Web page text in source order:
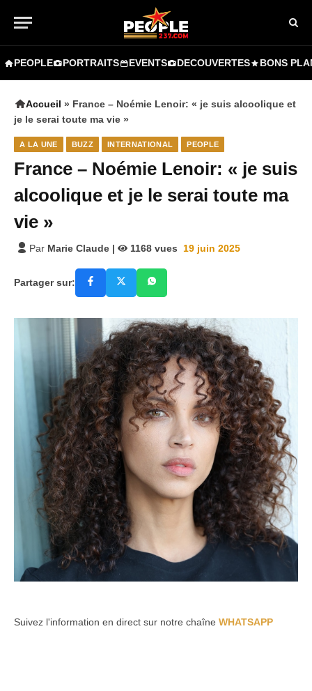
PEOPLE PORTRAITS EVENTS DECOUVERTES BONS
Accueil » France – Noémie Lenoir: « je suis alcoolique et
je le serai toute ma vie »
A LA UNE BUZZ INTERNATIONAL PEOPLE
France – Noémie Lenoir: « je suis
alcoolique et je le serai toute ma
vie »
Par Marie Claude | 1168 vues 19 juin 2025
Partager sur:
Suivez l'information en direct sur notre chaîne WHATSAPP